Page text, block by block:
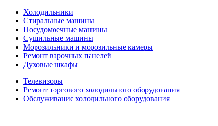
Холодильники
Стиральные машины
Посудомоечные машины
Сушильные машины
Морозильники и морозильные камеры
Ремонт варочных панелей
Духовые шкафы
Телевизоры
Ремонт торгового холодильного оборудования
Обслуживание холодильного оборудования